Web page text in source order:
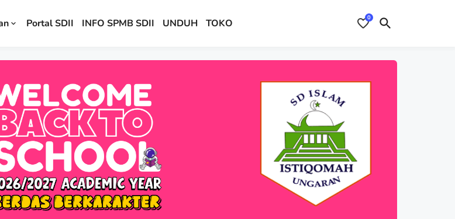
Portal SDII INFO SPMB SDII UNDUH TOKO 0